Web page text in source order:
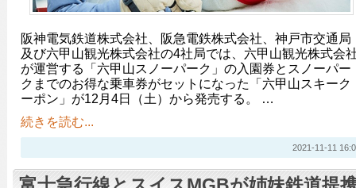
阪神電気鉄道株式会社、阪急電鉄株式会社、神戸市交通局
及び六甲山観光株式会社の4社局では、六甲山観光株式会
が運営する「六甲山スノーパーク」の入園券とスノーパー
クまでのお得な乗車券がセットになった「六甲山スキーク
ーポン」が12月4日（土）から発売する。 …
続きを読む...
2021-11-11